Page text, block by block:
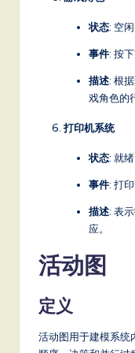
状态: 空
事件: 按
描述: 根
戏角色的
打印机系统
状态: 就
事件: 打
描述: 表
应。
活动图
定义
活动图用于建模系统